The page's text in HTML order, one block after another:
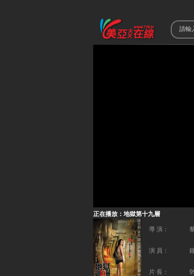
正在播放：地獄第十九層
導 演：
演 員：
片 長：